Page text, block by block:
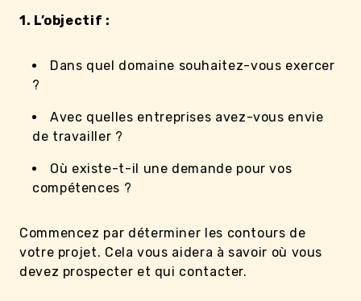
1. L’objectif :
Dans quel domaine souhaitez-vous exercer
?
Avec quelles entreprises avez-vous envie
de travailler ?
Où existe-t-il une demande pour vos
compétences ?
Commencez par déterminer les contours de
votre projet. Cela vous aidera à savoir où vous
devez prospecter et qui contacter.